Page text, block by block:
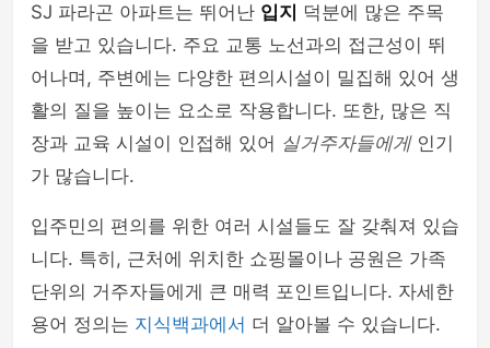
SJ 파라곤 아파트는 뛰어난 입지 덕분에 많은 주목
을 받고 있습니다. 주요 교통 노선과의 접근성이 뛰
어나며, 주변에는 다양한 편의시설이 밀집해 있어 생
활의 질을 높이는 요소로 작용합니다. 또한, 많은 직
장과 교육 시설이 인접해 있어 실거주자들에게인기
가 많습니다.
입주민의 편의를 위한 여러 시설들도 잘 갖춰져 있습
니다. 특히, 근처에 위치한 쇼핑몰이나 공원은 가족
단위의 거주자들에게 큰 매력 포인트입니다. 자세한
용어 정의는 지식백과에서 더 알아볼 수 있습니다.